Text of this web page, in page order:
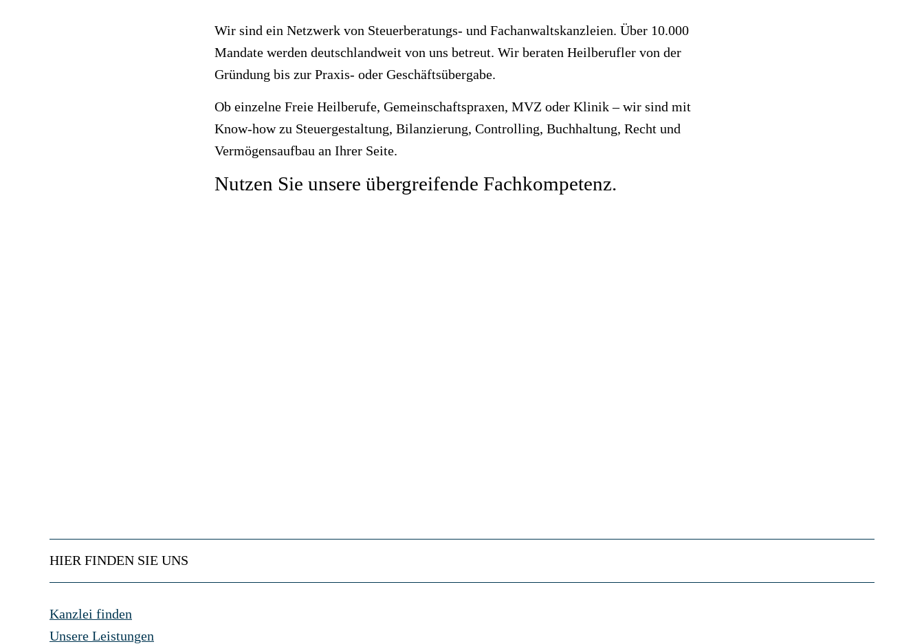
Wir sind ein Netzwerk von Steuerberatungs- und Fachanwaltskanzleien. Über 10.000
Mandate werden deutschlandweit von uns betreut. Wir beraten Heilberufler von der
Gründung bis zur Praxis- oder Geschäftsübergabe.
Ob einzelne Freie Heilberufe, Gemeinschaftspraxen, MVZ oder Klinik – wir sind mit
Know-how zu Steuergestaltung, Bilanzierung, Controlling, Buchhaltung, Recht und
Vermögensaufbau an Ihrer Seite.
Nutzen Sie unsere übergreifende Fachkompetenz.
HIER FINDEN SIE UNS
Kanzlei finden
Unsere Leistungen